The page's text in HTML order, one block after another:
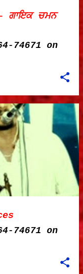
ਗਾਇਕ ਚਮਨ
74671 on
74671 on